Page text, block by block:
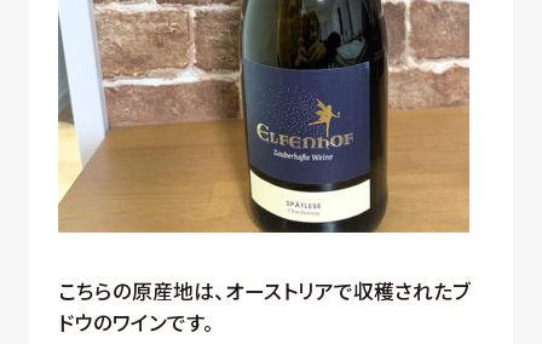
こちらの原産地は、オーストリアで収穫されたブ
ドウのワインです。